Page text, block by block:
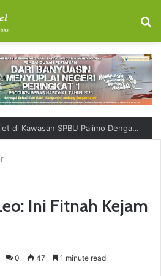
Seven Days Buka Outlet di Kawasan SPBU Palimo Dengan Konsep One Stop Hangout Destination
Ini Fitnah Kejam
0 47 1 minute read